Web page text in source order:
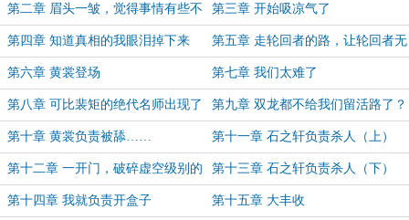
过？
第二章 眉头一皱，觉得事情有些不
对
第三章 开始吸凉气了
第四章 知道真相的我眼泪掉下来 第五章 走轮回者的路，让轮回者无
路可走
第六章 黄裳登场 第七章 我们太难了
第八章 可比裴矩的绝代名师出现了 第九章 双龙都不给我们留活路了？
第十章 黄裳负责被舔…… 第十一章 石之轩负责杀人（上）
第十二章 一开门，破碎虚空级别的
邪王站那边了
第十三章 石之轩负责杀人（下）
第十四章 我就负责开盒子 第十五章 大丰收